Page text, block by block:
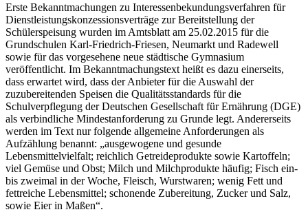
Erste Bekanntmachungen zu Interessenbekundungsverfahren für
Dienstleistungskonzessionsverträge zur Bereitstellung der
Schülerspeisung wurden im Amtsblatt am 25.02.2015 für die
Grundschulen Karl-Friedrich-Friesen, Neumarkt und Radewell
sowie für das vorgesehene neue städtische Gymnasium
veröffentlicht. Im Bekanntmachungstext heißt es dazu einerseits,
dass erwartet wird, dass der Anbieter für die Auswahl der
zuzubereitenden Speisen die Qualitätsstandards für die
Schulverpflegung der Deutschen Gesellschaft für Ernährung (DGE)
als verbindliche Mindestanforderung zu Grunde legt. Andererseits
werden im Text nur folgende allgemeine Anforderungen als
Aufzählung benannt: „ausgewogene und gesunde
Lebensmittelvielfalt; reichlich Getreideprodukte sowie Kartoffeln;
viel Gemüse und Obst; Milch und Milchprodukte häufig; Fisch ein-
bis zweimal in der Woche, Fleisch, Wurstwaren; wenig Fett und
fettreiche Lebensmittel; schonende Zubereitung, Zucker und Salz,
sowie Eier in Maßen“.